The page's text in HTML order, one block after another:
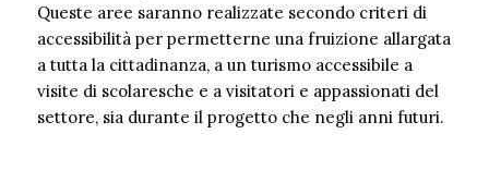
Queste aree saranno realizzate secondo criteri di
accessibilità per permetterne una fruizione allargata
a tutta la cittadinanza, a un turismo accessibile a
visite di scolaresche e a visitatori e appassionati del
settore, sia durante il progetto che negli anni futuri.